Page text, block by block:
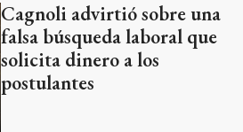
Cagnoli advirtió sobre una
falsa búsqueda laboral que
solicita dinero a los
postulantes